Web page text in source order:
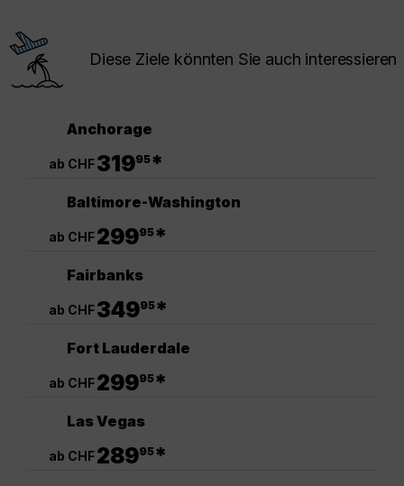
Diese Ziele könnten Sie auch interessieren
Anchorage
ab CHF31995*
Baltimore-Washington
ab CHF29995*
Fairbanks
ab CHF34995*
Fort Lauderdale
ab CHF29995*
Las Vegas
ab CHF28995*